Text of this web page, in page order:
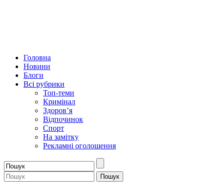
Головна
Новини
Блоги
Всі рубрики
Топ-теми
Кримінал
Здоров’я
Відпочинок
Спорт
На замітку
Рекламні оголошення